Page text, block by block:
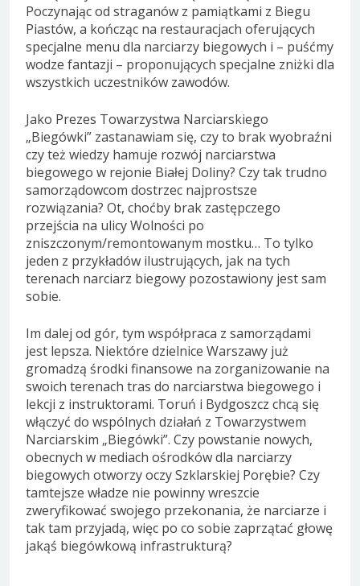
Poczynając od straganów z pamiątkami z Biegu
Piastów, a kończąc na restauracjach oferujących
specjalne menu dla narciarzy biegowych i – puśćmy
wodze fantazji – proponujących specjalne zniżki dla
wszystkich uczestników zawodów.
Jako Prezes Towarzystwa Narciarskiego
„Biegówki” zastanawiam się, czy to brak wyobraźni
czy też wiedzy hamuje rozwój narciarstwa
biegowego w rejonie Białej Doliny? Czy tak trudno
samorządowcom dostrzec najprostsze
rozwiązania? Ot, choćby brak zastępczego
przejścia na ulicy Wolności po
zniszczonym/remontowanym mostku… To tylko
jeden z przykładów ilustrujących, jak na tych
terenach narciarz biegowy pozostawiony jest sam
sobie.
Im dalej od gór, tym współpraca z samorządami
jest lepsza. Niektóre dzielnice Warszawy już
gromadzą środki finansowe na zorganizowanie na
swoich terenach tras do narciarstwa biegowego i
lekcji z instruktorami. Toruń i Bydgoszcz chcą się
włączyć do wspólnych działań z Towarzystwem
Narciarskim „Biegówki”. Czy powstanie nowych,
obecnych w mediach ośrodków dla narciarzy
biegowych otworzy oczy Szklarskiej Porębie? Czy
tamtejsze władze nie powinny wreszcie
zweryfikować swojego przekonania, że narciarze i
tak tam przyjadą, więc po co sobie zaprzątać głowę
jakąś biegówkową infrastrukturą?